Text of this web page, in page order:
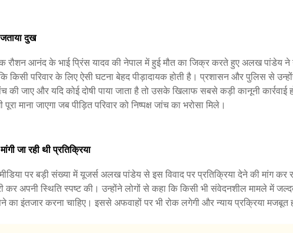
दुख
रौशन आनंद के भाई प्रिंस यादव की नेपाल में हुई मौत का जिक्र करते हुए अलख पांडेय ने
किसी परिवार के लिए ऐसी घटना बेहद पीड़ादायक होती है। प्रशासन और पुलिस से
की जाए और यदि कोई दोषी पाया जाता है तो उसके खिलाफ सबसे कड़ी कानूनी कार्रवाई
माना जाएगा जब पीड़ित परिवार को निष्पक्ष जांच का भरोसा मिले।
जा रही थी प्रतिक्रिया
पर बड़ी संख्या में यूजर्स अलख पांडेय से इस विवाद पर प्रतिक्रिया देने की मांग कर
कर अपनी स्थिति स्पष्ट की। उन्होंने लोगों से कहा कि किसी भी संवेदनशील मामले में
का इंतजार करना चाहिए। इससे अफवाहों पर भी रोक लगेगी और न्याय प्रक्रिया मजबूत